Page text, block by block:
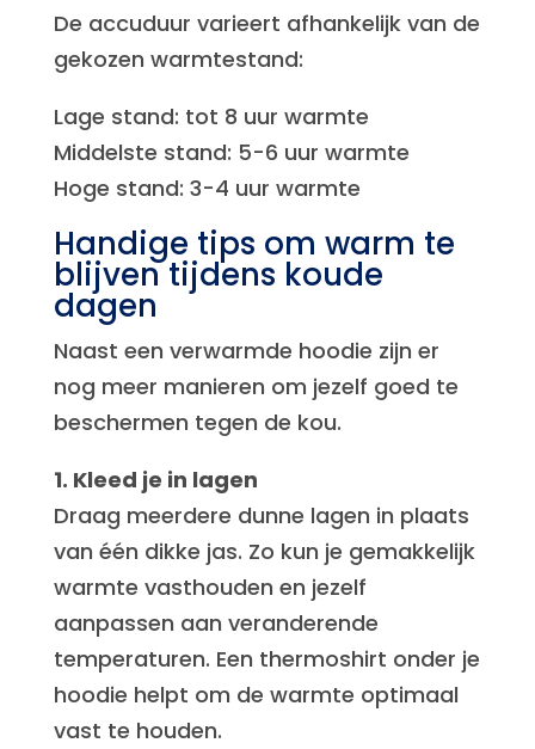
De accuduur varieert afhankelijk van de
gekozen warmtestand:
Lage stand: tot 8 uur warmte
Middelste stand: 5-6 uur warmte
Hoge stand: 3-4 uur warmte
Handige tips om warm te
blijven tijdens koude
dagen
Naast een verwarmde hoodie zijn er
nog meer manieren om jezelf goed te
beschermen tegen de kou.
1. Kleed je in lagen
Draag meerdere dunne lagen in plaats
van één dikke jas. Zo kun je gemakkelijk
warmte vasthouden en jezelf
aanpassen aan veranderende
temperaturen. Een thermoshirt onder je
hoodie helpt om de warmte optimaal
vast te houden.